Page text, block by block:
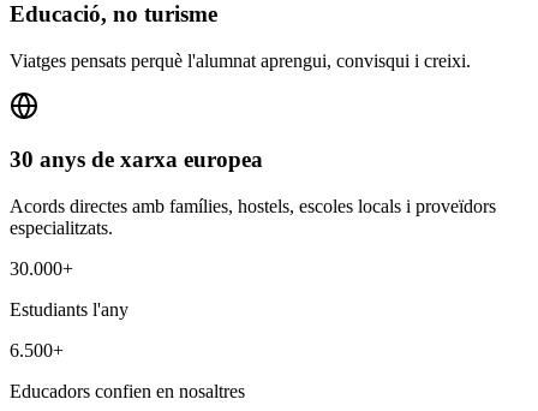
Educació, no turisme
Viatges pensats perquè l'alumnat aprengui, convisqui i creixi.
30 anys de xarxa europea
Acords directes amb famílies, hostels, escoles locals i proveïdors
especialitzats.
30.000+
Estudiants l'any
6.500+
Educadors confien en nosaltres